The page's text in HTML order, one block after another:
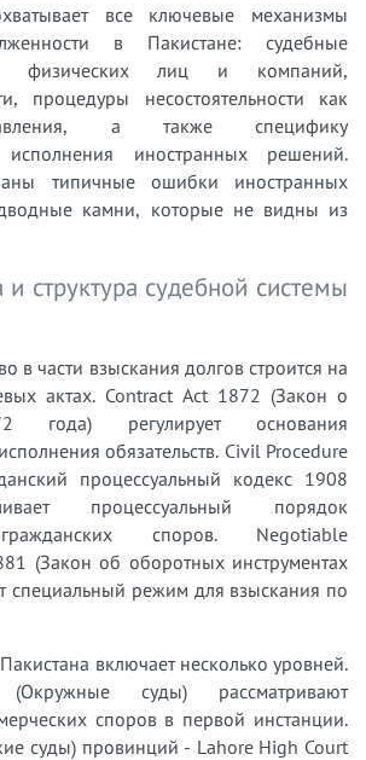
все ключевые механизмы
в Пакистане: судебные
физических лиц и компаний,
процедуры несостоятельности как
а также специфику
исполнения иностранных решений.
типичные ошибки иностранных
камни, которые не видны из
и структура судебной системы
в части взыскания долгов строится на
актах. Contract Act 1872 (Закон о
года) регулирует основания
обязательств. Civil Procedure
процессуальный кодекс 1908
процессуальный порядок
споров. Negotiable
(Закон об оборотных инструментах
специальный режим для взыскания по
включает несколько уровней.
суды) рассматривают
споров в первой инстанции.
суды) провинций - Lahore High Court